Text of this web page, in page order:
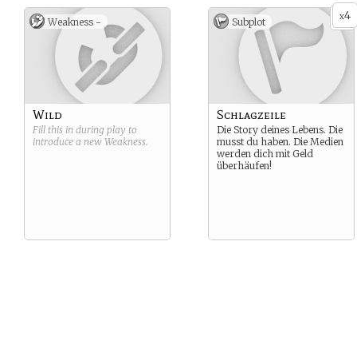
Weakness -
Wild
Fill this in during play to
introduce a new Weakness.
x4
Subplot
Schlagzeile
Die Story deines Lebens. Die
musst du haben. Die Medien
werden dich mit Geld
überhäufen!